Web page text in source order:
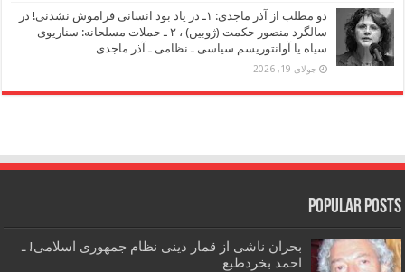
دو مطلب از آذر ماجدی: ۱ـ در یاد بود انسانی فراموش نشدنی! در
سالگرد منصور حکمت (ژوبین) ، ۲ ـ حملات مسلحانه: سناریوی
سیاه یا آوانتوریسم سیاسی ـ نظامی ـ آذر ماجدی
جولای 19, 2026
Popular Posts
بحران ناشی از قمار دینی نظام جمهوری اسلامی! ـ
احمد بخردطبع